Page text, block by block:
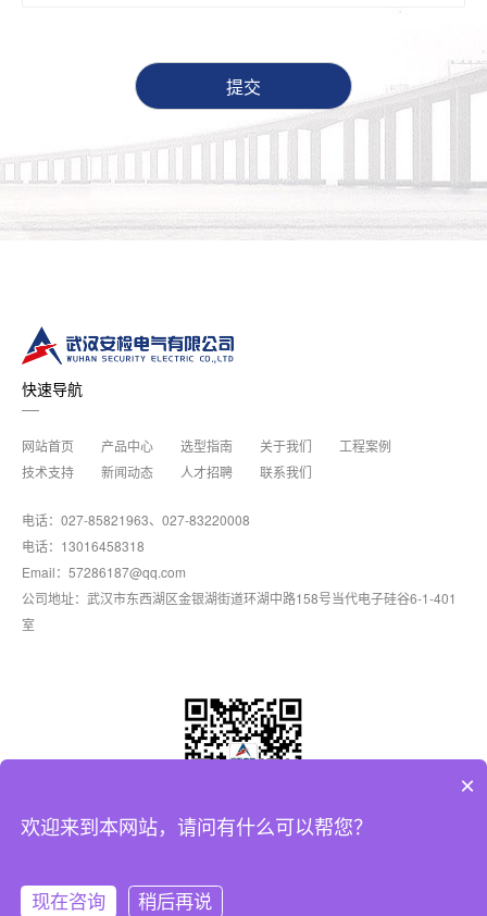
提交
快速导航
网站首页 产品中心 选型指南 关于我们
工程案例
技术支持
新闻动态 人才招聘 联系我们
电话：027-85821963、027-83220008
电话：13016458318
Email：57286187@qq.com
公司地址：武汉市东西湖区金银湖街道环湖中路158号当代电子硅谷6-1-401
室
Copyright© 2025 武汉安检电气有限公司
ICP备案号： 鄂ICP备17023345号-1
×
欢迎来到本网站，请问有什么可以帮您？
现在咨询 稍后再说